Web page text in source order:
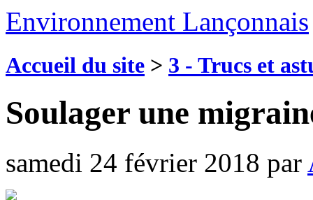
Environnement Lançonnais
Accueil du site > 3 - Trucs et
Soulager une
samedi 24 février 2018 par